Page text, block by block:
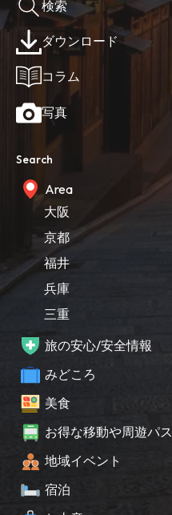
検索
ダウンロード
コラム
写真
Search
Area
大阪
京都
福井
兵庫
三重
旅の安心/安全情報
みどころ
美食
お得な移動や周遊パス
地域イベント
宿泊